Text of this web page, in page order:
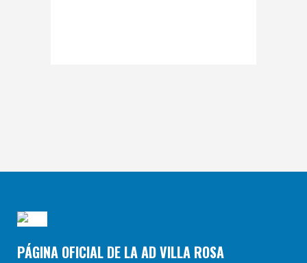
PÁGINA OFICIAL DE LA AD VILLA ROSA